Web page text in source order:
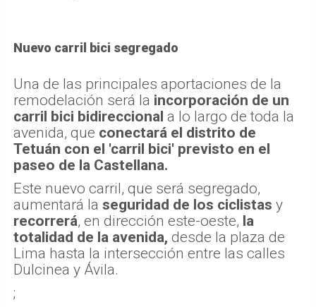
Nuevo carril bici segregado
Una de las principales aportaciones de la
remodelación será la incorporación de un
carril bici bidireccional a lo largo de toda la
avenida, que conectará el distrito de
Tetuán con el 'carril bici' previsto en el
paseo de la Castellana.
Este nuevo carril, que será segregado,
aumentará la seguridad de los ciclistas y
recorrerá, en dirección este-oeste, la
totalidad de la avenida, desde la plaza de
Lima hasta la intersección entre las calles
Dulcinea y Ávila.
;